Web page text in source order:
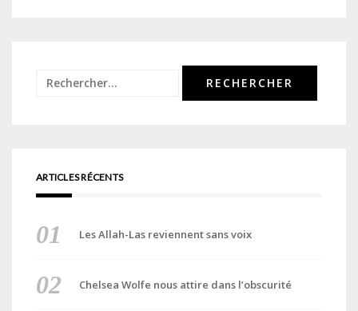
Rechercher :
ARTICLES RÉCENTS
Les Allah-Las reviennent sans voix
Chelsea Wolfe nous attire dans l’obscurité